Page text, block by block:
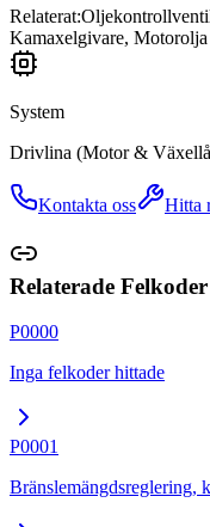
Relaterat:
Kamaxelgivare,
System
Drivlina (Motor &
Kontakta oss Hitta
Relaterade Felkoder
P0000
Inga felkoder hittade
P0001
Bränslemängdsreglering,